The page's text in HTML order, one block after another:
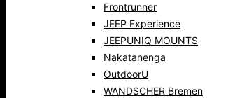
Frontrunner
JEEP Experience
JEEPUNIQ MOUNTS
Nakatanenga
OutdoorU
WANDSCHER Bremen